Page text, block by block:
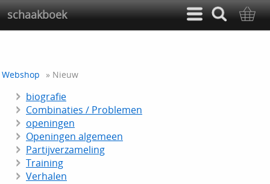
schaakboek
Webshop » Nieuw
biografie
Combinaties / Problemen
openingen
Openingen algemeen
Partijverzameling
Training
Verhalen